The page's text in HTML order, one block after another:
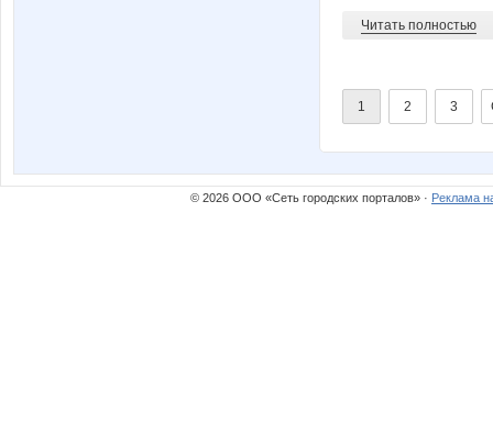
Читать полностью
1 2 3
© 2026 ООО «Сеть городских порталов» · Реклама